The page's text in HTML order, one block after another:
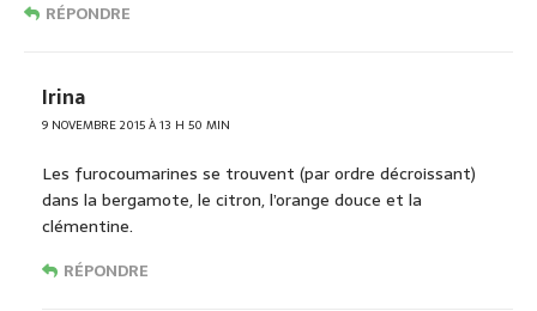
RÉPONDRE
Irina
9 NOVEMBRE 2015 À 13 H 50 MIN
Les furocoumarines se trouvent (par ordre décroissant)
dans la bergamote, le citron, l’orange douce et la
clémentine.
RÉPONDRE